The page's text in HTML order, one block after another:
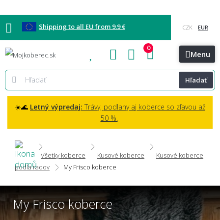
Shipping to all EU from 9.9 €
Blog Kontakt Menu
Hľadať
0
☀️🌊 Letný výpredaj: Trávy, podlahy aj koberce so zľavou až
50 %.
Všetky koberce Kusové koberce
Kusové koberce
podľa radov
My Frisco koberce
My Frisco koberce